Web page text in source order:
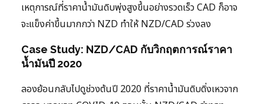
เหตุการณ์ที่ราคาน้ำมันดิบพุ่งสูงขึ้นอย่างรวดเร็ว CAD ก็อาจ
จะแข็งค่าขึ้นมากกว่า NZD ทำให้ NZD/CAD ร่วงลง
Case Study: NZD/CAD กับวิกฤตการณ์ราคา
น้ำมันปี 2020
ลองย้อนกลับไปดูช่วงต้นปี 2020 ที่ราคาน้ำมันดิบดิ่งเหวจาก